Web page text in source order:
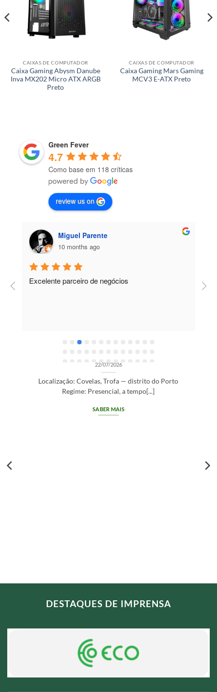
CAIXAS DE COMPUTADOR
Caixa Gaming Abysm Danube
Inva MX202 Micro ATX ARGB
Preto
CAIXAS DE COMPUTADOR
Caixa Gaming Mars Gaming
MCV3 E-ATX Preto
Green Fever
4.7
Como base em 118 críticas
review us on
Miguel Parente
10 months ago
Excelente parceiro de negócios
OPORTUNIDADES DE RECRUTAMENTO SEM CATEGORIA
22/07/2026
Localização: Covelas, Trofa — distrito do Porto
Regime: Presencial, a tempo[...]
SABER MAIS
DESTAQUES DE IMPRENSA